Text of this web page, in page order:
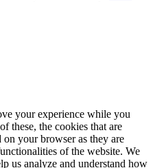
your experience while you
these, the cookies that are
on your browser as they are
of the website. We
us analyze and understand how